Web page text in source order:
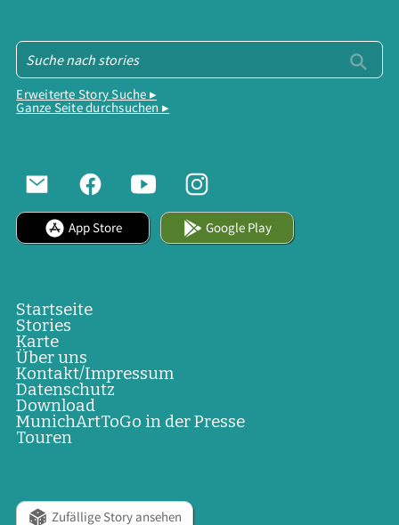
Erweiterte Story Suche ▸
Ganze Seite durchsuchen ▸
App Store Google Play
Startseite
Stories
Karte
Über uns
Kontakt/Impressum
Datenschutz
Download
MunichArtToGo in der Presse
Touren
Zufällige Story ansehen